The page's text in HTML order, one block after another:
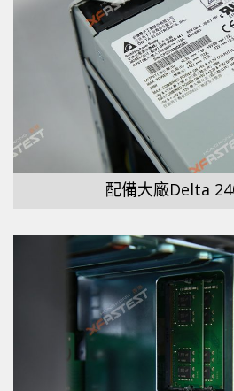
配備大廠Delta